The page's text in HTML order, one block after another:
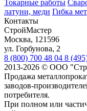
Токарные работы
латуни, меди Гибка
Контакты
СтройМастер
Москва, 121596
ул. Горбунова, 2
8 (800) 700 48 04 8
2013-2026 © ООО
Продажа
заводов-
потребителя.
При полном или